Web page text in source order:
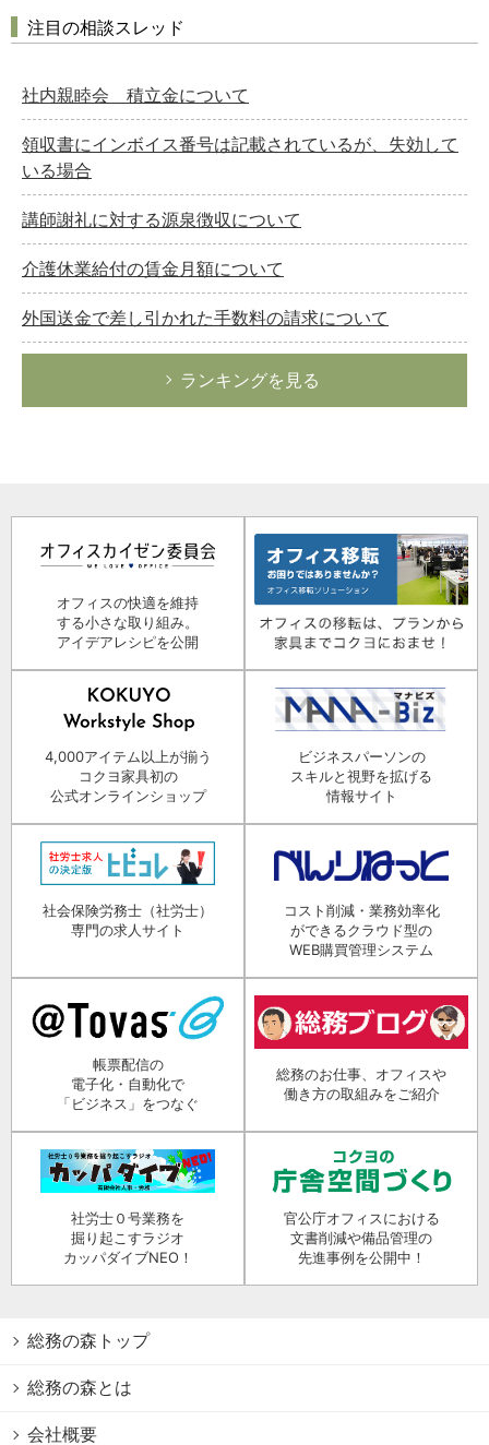
注目の相談スレッド
社内親睦会 積立金について
領収書にインボイス番号は記載されているが、失効して
いる場合
講師謝礼に対する源泉徴収について
介護休業給付の賃金月額について
外国送金で差し引かれた手数料の請求について
ランキングを見る
オフィスの快適を維持
する小さな取り組み。
アイデアレシピを公開
4,000アイテム以上が揃う
コクヨ家具初の
公式オンラインショップ
ビジネスパーソンの
スキルと視野を拡げる
情報サイト
社会保険労務士（社労士）
専門の求人サイト
コスト削減・業務効率化
ができるクラウド型の
WEB購買管理システム
帳票配信の
電子化・自動化で
「ビジネス」をつなぐ
総務のお仕事、オフィスや
働き方の取組みをご紹介
社労士０号業務を
掘り起こすラジオ
カッパダイブNEO！
官公庁オフィスにおける
文書削減や備品管理の
先進事例を公開中！
総務の森トップ
総務の森とは
会社概要